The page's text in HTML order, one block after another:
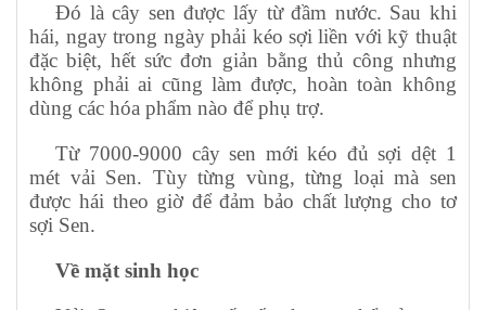
Đó là cây sen được lấy từ đầm nước. Sau khi
hái, ngay trong ngày phải kéo sợi liền với kỹ thuật
đặc biệt, hết sức đơn giản bằng thủ công nhưng
không phải ai cũng làm được, hoàn toàn không
dùng các hóa phẩm nào để phụ trợ.
Từ 7000-9000 cây sen mới kéo đủ sợi dệt 1
mét vải Sen. Tùy từng vùng, từng loại mà sen
được hái theo giờ để đảm bảo chất lượng cho tơ
sợi Sen.
Về mặt sinh học